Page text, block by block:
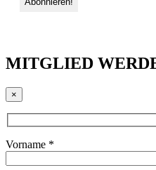
MITGLIED
×
Vorname *